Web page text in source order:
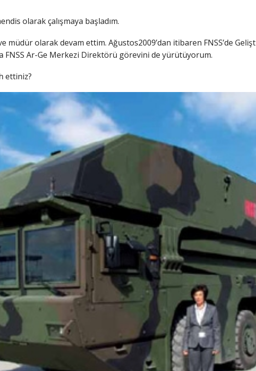
olarak çalışmaya başladım.
müdür olarak devam ettim. Ağustos2009’dan itibaren FNSS’de
FNSS Ar-Ge Merkezi Direktörü görevini de yürütüyorum.
ettiniz?